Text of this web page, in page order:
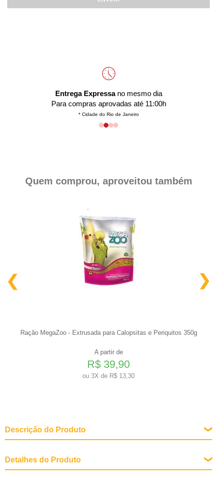
Entrega Expressano mesmo dia
Para compras aprovadas até 11:00h
* Cidade do Rio de Janeiro
Quem comprou, aproveitou também
Ração MegaZoo - Extrusada para Calopsitas e Periquitos 350g
A partir de
R$ 39,90
ou 3X de R$ 13,30
Descrição do Produto
Detalhes do Produto